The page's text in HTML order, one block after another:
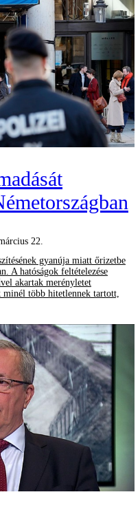
22.
gyanúja miatt őrizetbe
A hatóságok feltételezése
akartak merényletet
több hitetlennek tartott,